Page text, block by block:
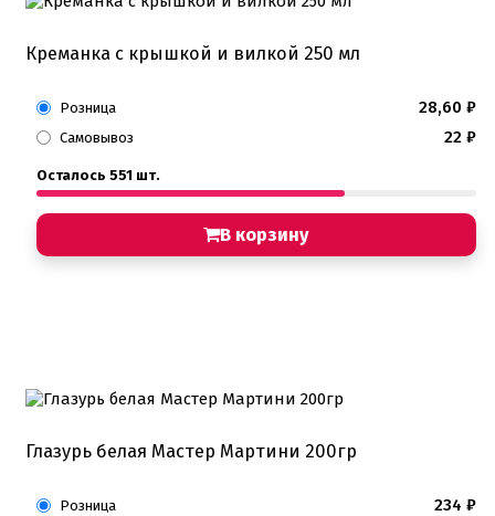
Креманка с крышкой и вилкой 250 мл
Розница 28,60 ₽
Самовывоз 22 ₽
Осталось 551 шт.
В корзину
Глазурь белая Мастер Мартини 200гр
Розница 234 ₽